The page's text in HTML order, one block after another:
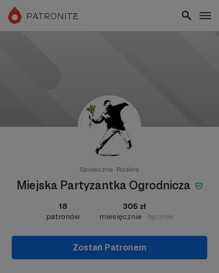
Społeczne Rośliny
Miejska Partyzantka Ogrodnicza
18
patronów
305 zł
miesięcznie
łącznie
Zostań Patronem